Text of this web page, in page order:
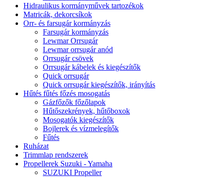
Hidraulikus kormányművek tartozékok
Matricák, dekorcsíkok
Orr- és farsugár kormányzás
Farsugár kormányzás
Lewmar Orrsugár
Lewmar orrsugár anód
Orrsugár csövek
Orrsugár kábelek és kiegészítők
Quick orrsugár
Quick orrsugár kiegészítők, irányítás
Hűtés fűtés főzés mosogatás
Gázfőzők főzőlapok
Hűtőszekrények, hűtőboxok
Mosogatók kiegészítők
Bojlerek és vízmelegítők
Fűtés
Ruházat
Trimmlap rendszerek
Propellerek Suzuki - Yamaha
SUZUKI Propeller